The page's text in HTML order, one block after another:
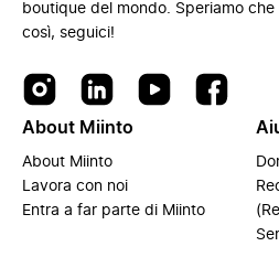
boutique del mondo. Speriamo
così, seguici!
About Miinto
About Miinto
Lavora con noi
Entra a far parte di Miinto